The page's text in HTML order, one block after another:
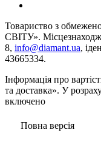
Товариство з
СВІТУ».
8, info@diamant.ua,
43665334.
Інформація про
та доставка». У
включено
Повна версія